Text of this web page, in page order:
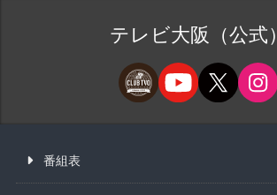
テレビ大阪（公式）
番組表